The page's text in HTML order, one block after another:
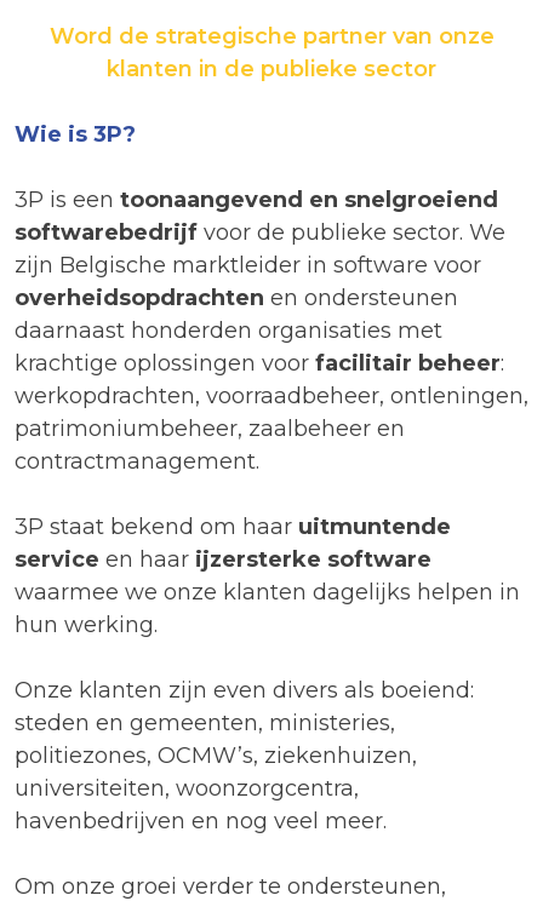
Word de strategische partner van onze
klanten in de publieke sector
Wie is 3P?
3P is een toonaangevend en snelgroeiend
softwarebedrijf voor de publieke sector. We
zijn Belgische marktleider in software voor
overheidsopdrachten en ondersteunen
daarnaast honderden organisaties met
krachtige oplossingen voor facilitair beheer:
werkopdrachten, voorraadbeheer, ontleningen,
patrimoniumbeheer, zaalbeheer en
contractmanagement.
3P staat bekend om haar uitmuntende
service en haar ijzersterke software
waarmee we onze klanten dagelijks helpen in
hun werking.
Onze klanten zijn even divers als boeiend:
steden en gemeenten, ministeries,
politiezones, OCMW’s, ziekenhuizen,
universiteiten, woonzorgcentra,
havenbedrijven en nog veel meer.
Om onze groei verder te ondersteunen,